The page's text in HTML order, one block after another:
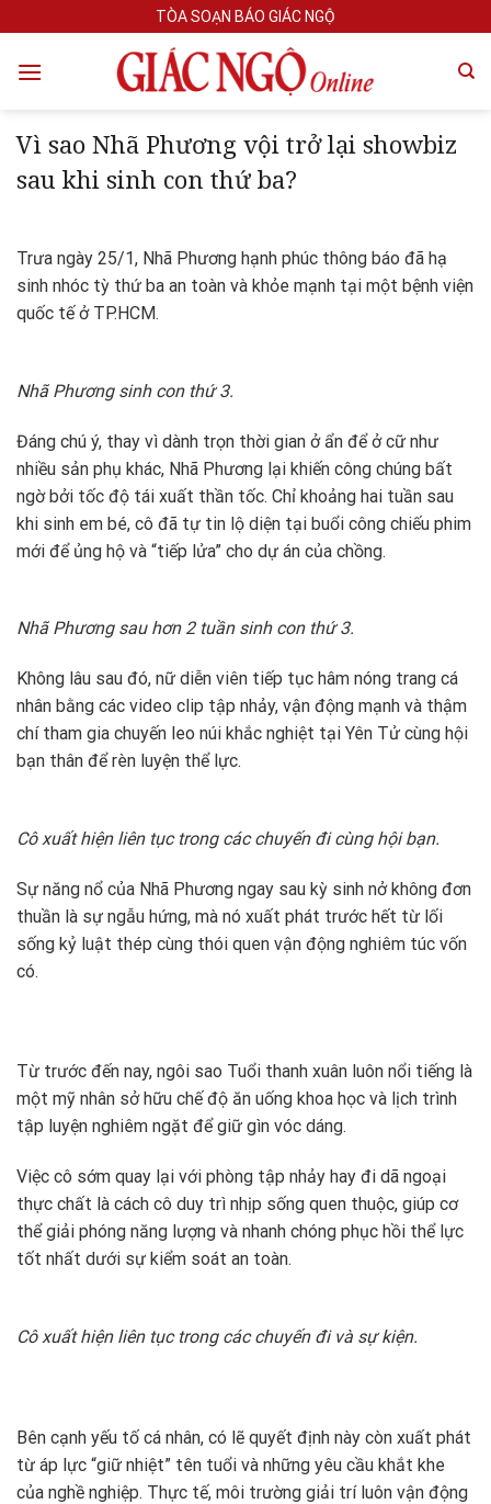
to
content
TÒA SOẠN BÁO GIÁC NGỘ
Vì sao Nhã Phương vội trở lại showbiz
sau khi sinh con thứ ba?
Trưa ngày 25/1, Nhã Phương hạnh phúc thông báo đã hạ
sinh nhóc tỳ thứ ba an toàn và khỏe mạnh tại một bệnh viện
quốc tế ở TP.HCM.
Nhã Phương sinh con thứ 3.
Đáng chú ý, thay vì dành trọn thời gian ở ẩn để ở cữ như
nhiều sản phụ khác, Nhã Phương lại khiến công chúng bất
ngờ bởi tốc độ tái xuất thần tốc. Chỉ khoảng hai tuần sau
khi sinh em bé, cô đã tự tin lộ diện tại buổi công chiếu phim
mới để ủng hộ và “tiếp lửa” cho dự án của chồng.
Nhã Phương sau hơn 2 tuần sinh con thứ 3.
Không lâu sau đó, nữ diễn viên tiếp tục hâm nóng trang cá
nhân bằng các video clip tập nhảy, vận động mạnh và thậm
chí tham gia chuyến leo núi khắc nghiệt tại Yên Tử cùng hội
bạn thân để rèn luyện thể lực.
Cô xuất hiện liên tục trong các chuyến đi cùng hội bạn.
Sự năng nổ của Nhã Phương ngay sau kỳ sinh nở không đơn
thuần là sự ngẫu hứng, mà nó xuất phát trước hết từ lối
sống kỷ luật thép cùng thói quen vận động nghiêm túc vốn
có.
Từ trước đến nay, ngôi sao Tuổi thanh xuân luôn nổi tiếng là
một mỹ nhân sở hữu chế độ ăn uống khoa học và lịch trình
tập luyện nghiêm ngặt để giữ gìn vóc dáng.
Việc cô sớm quay lại với phòng tập nhảy hay đi dã ngoại
thực chất là cách cô duy trì nhịp sống quen thuộc, giúp cơ
thể giải phóng năng lượng và nhanh chóng phục hồi thể lực
tốt nhất dưới sự kiểm soát an toàn.
Cô xuất hiện liên tục trong các chuyến đi và sự kiện.
Bên cạnh yếu tố cá nhân, có lẽ quyết định này còn xuất phát
từ áp lực “giữ nhiệt” tên tuổi và những yêu cầu khắt khe
của nghề nghiệp. Thực tế, môi trường giải trí luôn vận động